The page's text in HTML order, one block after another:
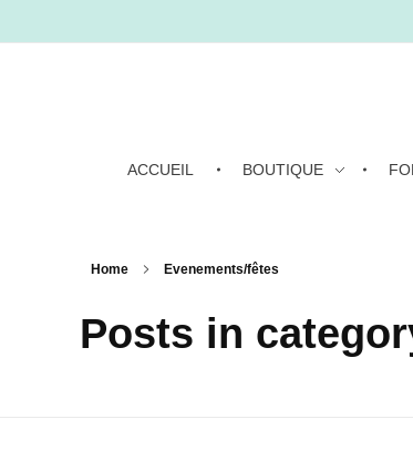
ACCUEIL BOUTIQUE
Home Evenements/fêtes
Posts in